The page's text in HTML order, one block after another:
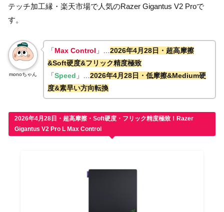
テッチ加工縁・楽天市場で人気のRazer Gigantus V2 Proで
す。
monoちゃん
「Max Control 」… 2026年4月28日・超高摩擦
&Soft硬度&フリック精度極致
「Speed 」… 2026年4月28日・低摩擦&Medium硬
度&素早い方向転換
2026年4月28日・超高摩擦・Soft硬度・フリック精度極致！Razer
Gigantus V2 Pro L Max Control